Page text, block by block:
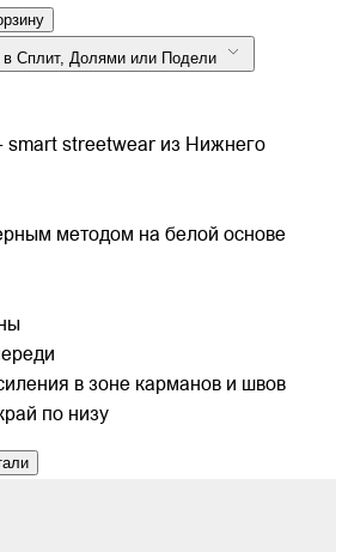
4 × 2725 ₽ в Сплит, Долями или Подели
smart streetwear из Нижнего
методом на белой основе
в зоне карманов и швов
по низу